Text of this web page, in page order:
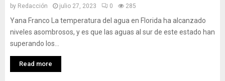
by Redacción julio 27, 2023 0 285
Yana Franco La temperatura del agua en Florida ha alcanzado
niveles asombrosos, y es que las aguas al sur de este estado han
superando los...
Read more